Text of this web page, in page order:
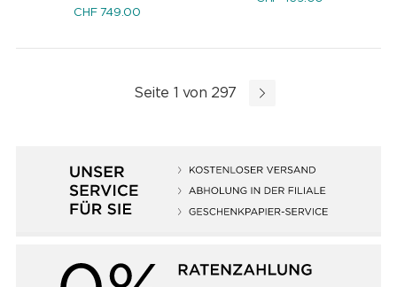
CHF 749.00
Seite 1 von 297